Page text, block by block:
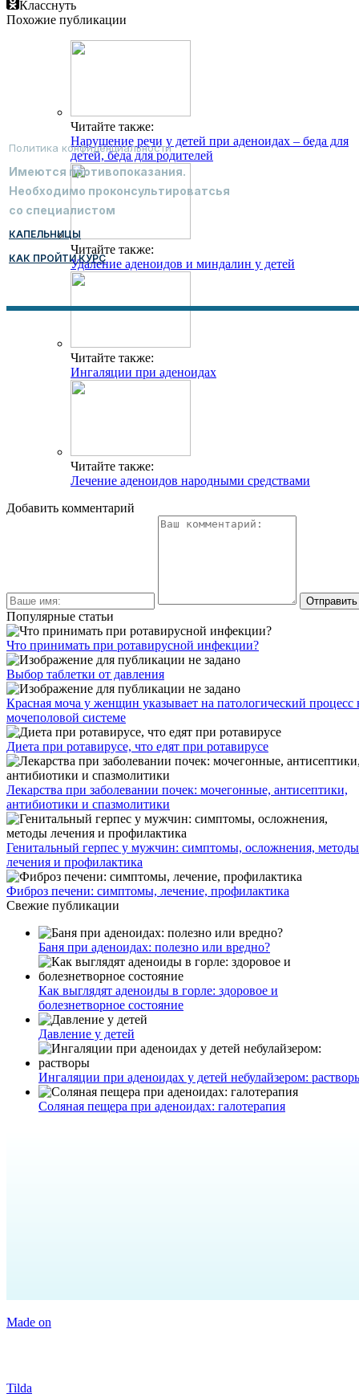
Класснуть
Похожие публикации
Читайте также:
Нарушение речи у детей при аденоидах – беда для
детей, беда для родителей
Читайте также:
Удаление аденоидов и миндалин у детей
Читайте также:
Ингаляции при аденоидах
Читайте также:
Лечение аденоидов народными средствами
Добавить комментарий
Популярные статьи
Что принимать при ротавирусной инфекции?
Выбор таблетки от давления
Красная моча у женщин указывает на патологический процесс
мочеполовой системе
Диета при ротавирусе, что едят при ротавирусе
Лекарства при заболевании почек: мочегонные, антисептики,
антибиотики и спазмолитики
Генитальный герпес у мужчин: симптомы, осложнения, методы
лечения и профилактика
Фиброз печени: симптомы, лечение, профилактика
Свежие публикации
Баня при аденоидах: полезно или вредно?
Как выглядят аденоиды в горле: здоровое и
болезнетворное состояние
Давление у детей
Ингаляции при аденоидах у детей небулайзером:
Соляная пещера при аденоидах: галотерапия
Политика конфиденциальности
Имеются противопоказания.
Необходимо проконсультироватсья
со специалистом
КАПЕЛЬНИЦЫ
КАК ПРОЙТИ КУРС
Made on
Tilda